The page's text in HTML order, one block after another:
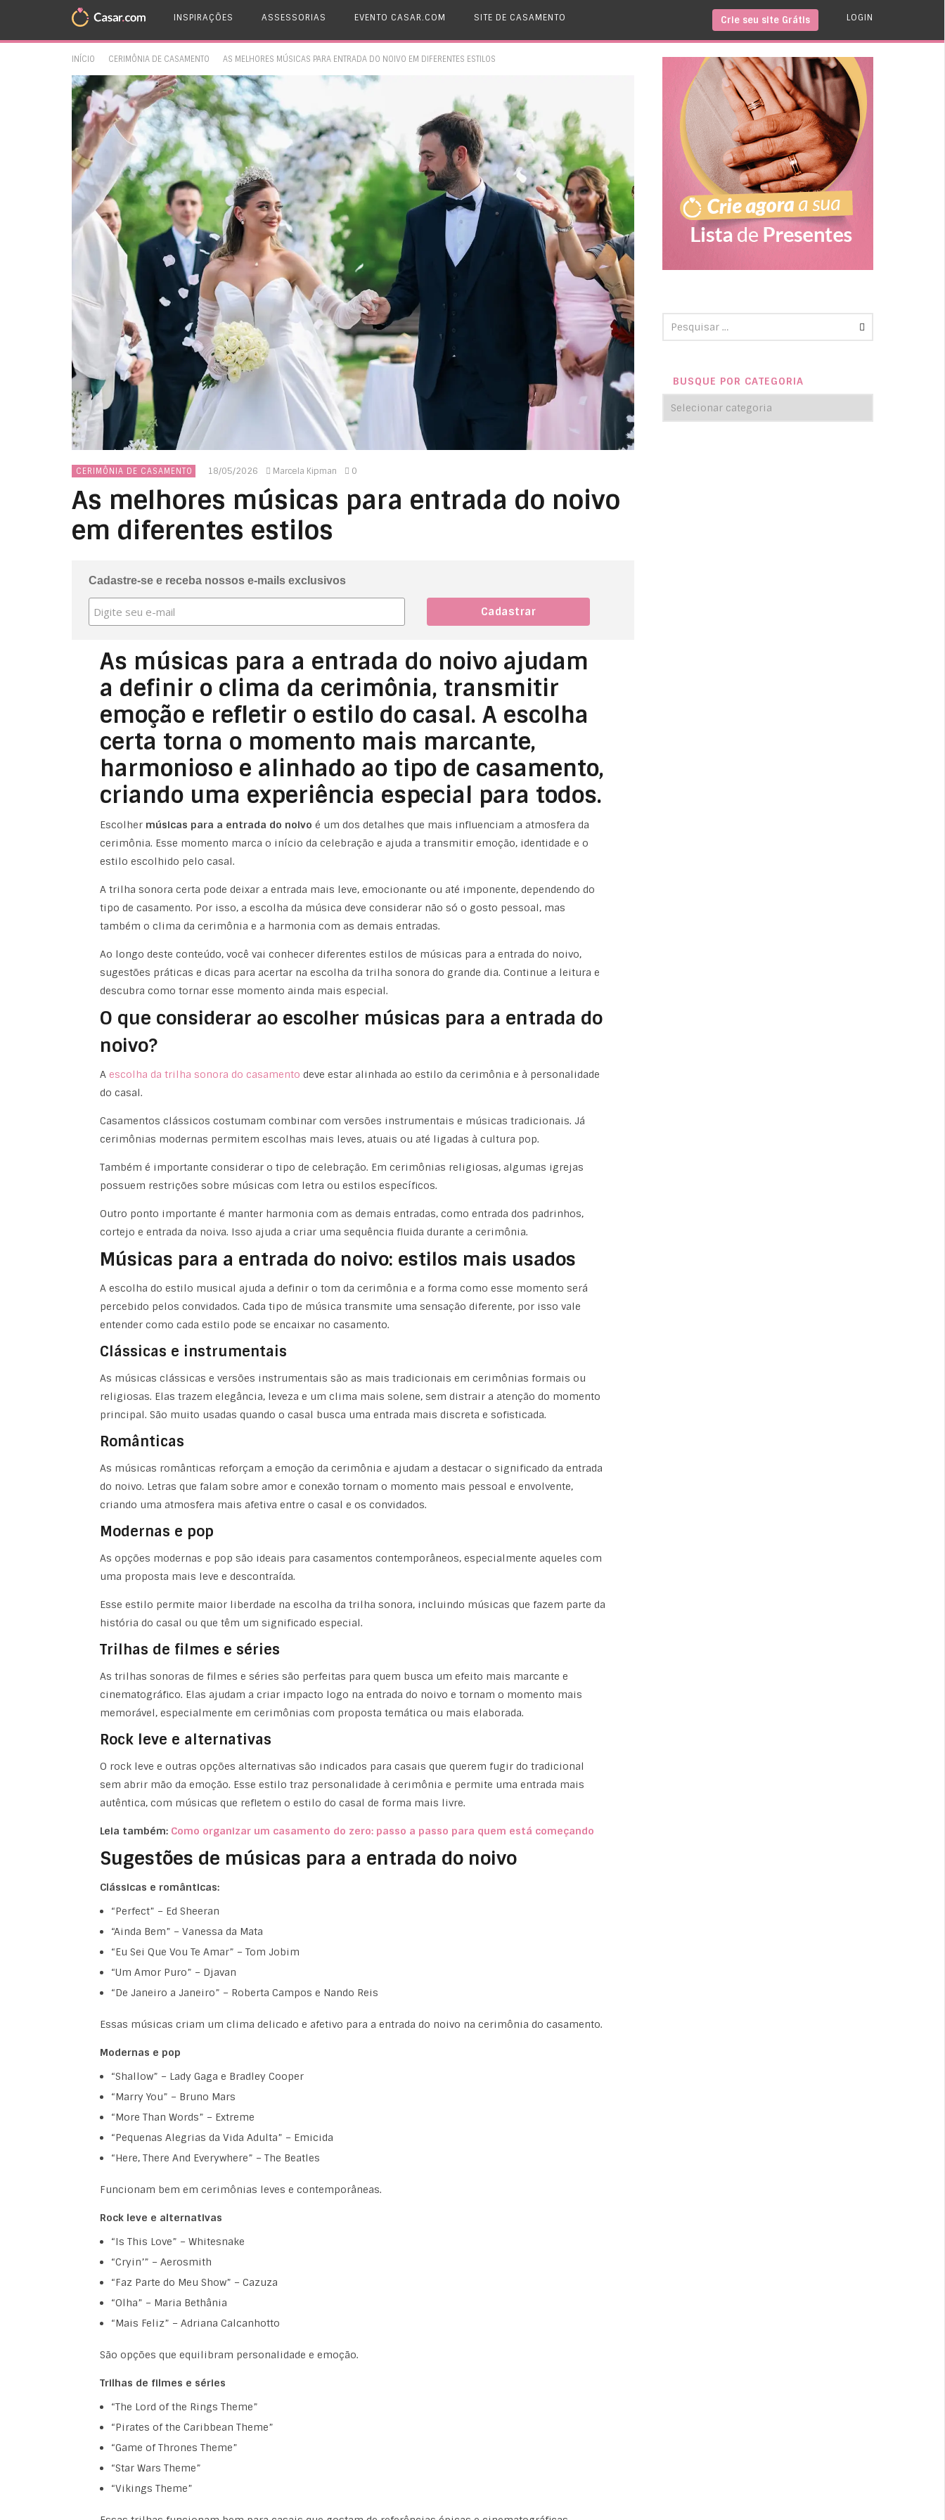
INSPIRAÇÕES ASSESSORIAS EVENTO CASAR.COM SITE DE CASAMENTO LOGIN
Crie seu site Grátis
INÍCIO CERIMÔNIA DE CASAMENTO AS MELHORES MÚSICAS PARA ENTRADA DO NOIVO EM DIFERENTES ESTILOS
CERIMÔNIA DE CASAMENTO 18/05/2026 Marcela Kipman 0
As melhores músicas para entrada do noivo
em diferentes estilos
Cadastre-se e receba nossos e-mails exclusivos
As músicas para a entrada do noivo ajudam
a definir o clima da cerimônia, transmitir
emoção e refletir o estilo do casal. A escolha
certa torna o momento mais marcante,
harmonioso e alinhado ao tipo de casamento,
criando uma experiência especial para todos.
Escolhermúsicas para a entrada do noivo é um dos detalhes que mais influenciam a atmosfera da
cerimônia. Esse momento marca o início da celebração e ajuda a transmitir emoção, identidade e o
estilo escolhido pelo casal.
A trilha sonora certa pode deixar a entrada mais leve, emocionante ou até imponente, dependendo do
tipo de casamento. Por isso, a escolha da música deve considerar não só o gosto pessoal, mas
também o clima da cerimônia e a harmonia com as demais entradas.
Ao longo deste conteúdo, você vai conhecer diferentes estilos de músicas para a entrada do noivo,
sugestões práticas e dicas para acertar na escolha da trilha sonora do grande dia. Continue a leitura e
descubra como tornar esse momento ainda mais especial.
O que considerar ao escolher músicas para a entrada do
noivo?
A escolha da trilha sonora do casamento deve estar alinhada ao estilo da cerimônia e à personalidade
do casal.
Casamentos clássicos costumam combinar com versões instrumentais e músicas tradicionais. Já
cerimônias modernas permitem escolhas mais leves, atuais ou até ligadas à cultura pop.
Também é importante considerar o tipo de celebração. Em cerimônias religiosas, algumas igrejas
possuem restrições sobre músicas com letra ou estilos específicos.
Outro ponto importante é manter harmonia com as demais entradas, como entrada dos padrinhos,
cortejo e entrada da noiva. Isso ajuda a criar uma sequência fluida durante a cerimônia.
Músicas para a entrada do noivo: estilos mais usados
A escolha do estilo musical ajuda a definir o tom da cerimônia e a forma como esse momento será
percebido pelos convidados. Cada tipo de música transmite uma sensação diferente, por isso vale
entender como cada estilo pode se encaixar no casamento.
Clássicas e instrumentais
As músicas clássicas e versões instrumentais são as mais tradicionais em cerimônias formais ou
religiosas. Elas trazem elegância, leveza e um clima mais solene, sem distrair a atenção do momento
principal. São muito usadas quando o casal busca uma entrada mais discreta e sofisticada.
Românticas
As músicas românticas reforçam a emoção da cerimônia e ajudam a destacar o significado da entrada
do noivo. Letras que falam sobre amor e conexão tornam o momento mais pessoal e envolvente,
criando uma atmosfera mais afetiva entre o casal e os convidados.
Modernas e pop
As opções modernas e pop são ideais para casamentos contemporâneos, especialmente aqueles com
uma proposta mais leve e descontraída.
Esse estilo permite maior liberdade na escolha da trilha sonora, incluindo músicas que fazem parte da
história do casal ou que têm um significado especial.
Trilhas de filmes e séries
As trilhas sonoras de filmes e séries são perfeitas para quem busca um efeito mais marcante e
cinematográfico. Elas ajudam a criar impacto logo na entrada do noivo e tornam o momento mais
memorável, especialmente em cerimônias com proposta temática ou mais elaborada.
Rock leve e alternativas
O rock leve e outras opções alternativas são indicados para casais que querem fugir do tradicional
sem abrir mão da emoção. Esse estilo traz personalidade à cerimônia e permite uma entrada mais
autêntica, com músicas que refletem o estilo do casal de forma mais livre.
Leia também: Como organizar um casamento do zero: passo a passo para quem está começando
Sugestões de músicas para a entrada do noivo
Clássicas e românticas:
“Perfect” – Ed Sheeran
“Ainda Bem” – Vanessa da Mata
“Eu Sei Que Vou Te Amar” – Tom Jobim
“Um Amor Puro” – Djavan
“De Janeiro a Janeiro” – Roberta Campos e Nando Reis
Essas músicas criam um clima delicado e afetivo para a entrada do noivo na cerimônia do casamento.
Modernas e pop
“Shallow” – Lady Gaga e Bradley Cooper
“Marry You” – Bruno Mars
“More Than Words” – Extreme
“Pequenas Alegrias da Vida Adulta” – Emicida
“Here, There And Everywhere” – The Beatles
Funcionam bem em cerimônias leves e contemporâneas.
Rock leve e alternativas
“Is This Love” – Whitesnake
“Cryin’” – Aerosmith
“Faz Parte do Meu Show” – Cazuza
“Olha” – Maria Bethânia
“Mais Feliz” – Adriana Calcanhotto
São opções que equilibram personalidade e emoção.
Trilhas de filmes e séries
“The Lord of the Rings Theme”
“Pirates of the Caribbean Theme”
“Game of Thrones Theme”
“Star Wars Theme”
“Vikings Theme”
BUSQUE POR CATEGORIA